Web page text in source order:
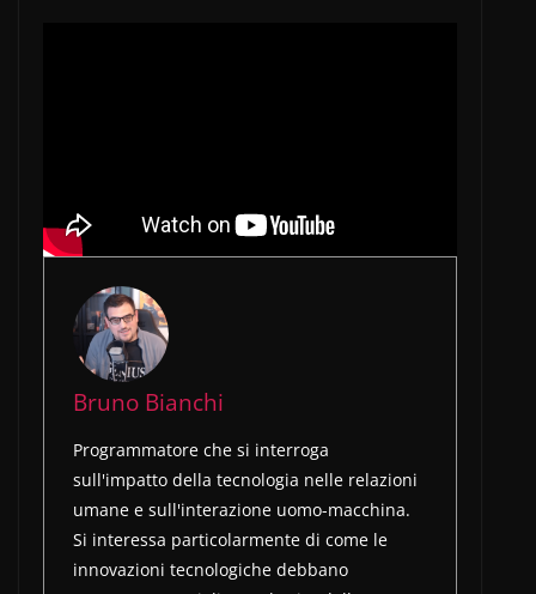
Bruno Bianchi
Programmatore che si interroga
sull'impatto della tecnologia nelle relazioni
umane e sull'interazione uomo-macchina.
Si interessa particolarmente di come le
innovazioni tecnologiche debbano